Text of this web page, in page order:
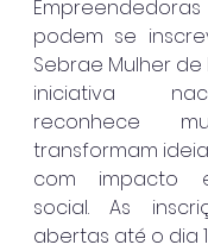
podem se
Sebrae Mulher de
iniciativa
reconhece
transformam
com impacto
social. As
abertas até o dia